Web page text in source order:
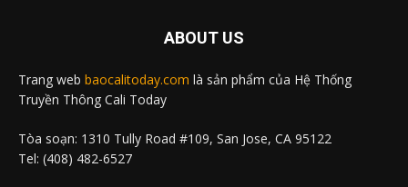
ABOUT US
Trang web baocalitoday.com là sản phẩm của Hệ Thống
Truyền Thông Cali Today
Tòa soạn: 1310 Tully Road #109, San Jose, CA 95122
Tel: (408) 482-6527